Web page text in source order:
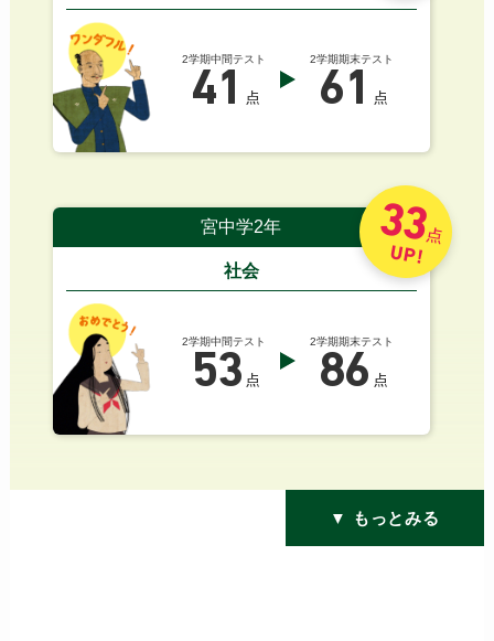
2学期中間テスト
41 点
2学期期末テスト
61 点
宮中学2年
社会
2学期中間テスト
53 点
2学期期末テスト
86 点
33点
UP!
▼ もっとみる